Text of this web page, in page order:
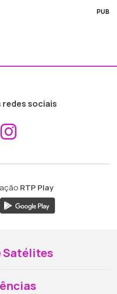
PUB
redes sociais
Aceder ao
RTP Play
Satélites